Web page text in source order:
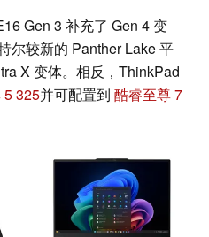
Gen 3 补充了 Gen 4 变
尔较新的 Panther Lake 平
X 变体。相反，ThinkPad
5 325并可配置到 酷睿至尊 7